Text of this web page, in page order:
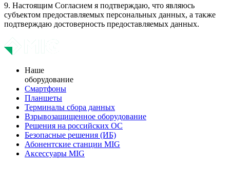
9. Настоящим Согласием я подтверждаю, что являюсь
субъектом предоставляемых персональных данных, а также
подтверждаю достоверность предоставляемых данных.
Наше
оборудование
Смартфоны
Планшеты
Терминалы сбора данных
Взрывозащищенное оборудование
Решения на российских ОС
Безопасные решения (ИБ)
Абонентские станции MIG
Аксессуары MIG